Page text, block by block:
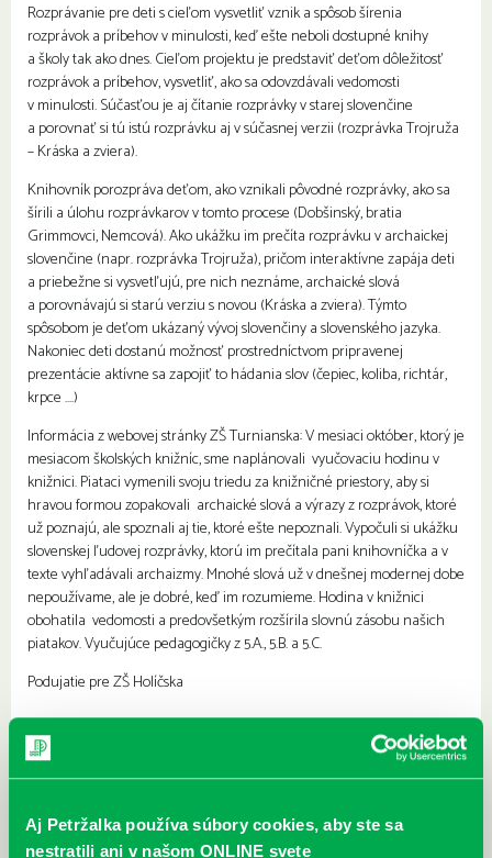
Aj Petržalka používa súbory cookies, aby ste sa
nestratili ani v našom ONLINE svete
Rozprávanie pre deti s cieľom vysvetliť vznik a spôsob šírenia
rozprávok a príbehov v minulosti, keď ešte neboli dostupné knihy
a školy tak ako dnes.Cieľom projektu je predstaviť deťom dôležitosť
rozprávok a príbehov, vysvetliť, ako sa odovzdávali vedomosti
v minulosti. Súčasťou je aj čítanie rozprávky v starej slovenčine
a porovnať si tú istú rozprávku aj v súčasnej verzii (rozprávka Trojruža
– Kráska a zviera).
Knihovník porozpráva deťom, ako vznikali pôvodné rozprávky, ako sa
šírili a úlohu rozprávkarov v tomto procese (Dobšinský, bratia
Grimmovci, Nemcová). Ako ukážku im prečíta rozprávku v archaickej
slovenčine (napr. rozprávka Trojruža), pričom interaktívne zapája deti
a priebežne si vysvetľujú, pre nich neznáme, archaické slová
a porovnávajú si starú verziu s novou (Kráska a zviera). Týmto
spôsobom je deťom ukázaný vývoj slovenčiny a slovenského jazyka.
Nakoniec deti dostanú možnosť prostredníctvom pripravenej
prezentácie aktívne sa zapojiť to hádania slov (čepiec, koliba, richtár,
krpce ….)
Informácia z webovej stránky ZŠ Turnianska: V mesiaci október, ktorý je
mesiacom školských knižníc, sme naplánovali vyučovaciu hodinu v
knižnici. Piataci vymenili svoju triedu za knižničné priestory, aby si
hravou formou zopakovali archaické slová a výrazy z rozprávok, ktoré
už poznajú, ale spoznali aj tie, ktoré ešte nepoznali. Vypočuli si ukážku
slovenskej ľudovej rozprávky, ktorú im prečítala pani knihovníčka a v
texte vyhľadávali archaizmy. Mnohé slová už v dnešnej modernej dobe
nepoužívame, ale je dobré, keď im rozumieme. Hodina v knižnici
obohatila vedomosti a predovšetkým rozšírila slovnú zásobu našich
piatakov. Vyučujúce pedagogičky z 5.A., 5.B. a 5.C.
Podujatie pre ZŠ Holíčska
Najbližšie podujatia
Čítame ušami. Audioknihy v
DNES